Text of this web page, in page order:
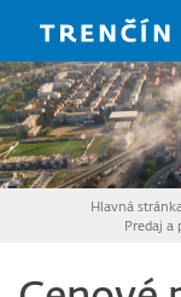
Hlavná stránka
Predaj a